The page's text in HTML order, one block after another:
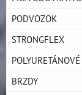
PODVOZOK
STRONGFLEX
BRZDY